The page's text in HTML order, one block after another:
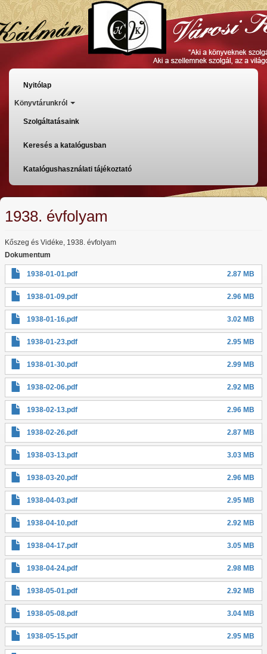
Ugrás
a
tartalomra
Főmenü
Nyitólap
Könyvtárunkról
Szolgáltatásaink
Keresés a katalógusban
Katalógushasználati tájékoztató
1938. évfolyam
Kőszeg és Vidéke, 1938. évfolyam
Dokumentum
1938-01-01.pdf 2.87 MB
1938-01-09.pdf 2.96 MB
1938-01-16.pdf 3.02 MB
1938-01-23.pdf 2.95 MB
1938-01-30.pdf 2.99 MB
1938-02-06.pdf 2.92 MB
1938-02-13.pdf 2.96 MB
1938-02-26.pdf 2.87 MB
1938-03-13.pdf 3.03 MB
1938-03-20.pdf 2.96 MB
1938-04-03.pdf 2.95 MB
1938-04-10.pdf 2.92 MB
1938-04-17.pdf 3.05 MB
1938-04-24.pdf 2.98 MB
1938-05-01.pdf 2.92 MB
1938-05-08.pdf 3.04 MB
1938-05-15.pdf 2.95 MB